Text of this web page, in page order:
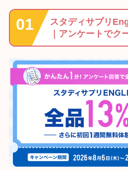
スタディサプリ
｜アンケートでク